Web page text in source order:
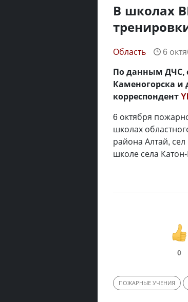
В школах
Область 6
По данным ДЧС,
Каменогорска и
корреспондент
6 октября
школах
района Алтай,
школе села
0
ПОЖАРНЫЕ УЧЕНИЯ